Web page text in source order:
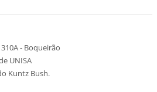
- Boqueirão
UNISA
Kuntz Bush.